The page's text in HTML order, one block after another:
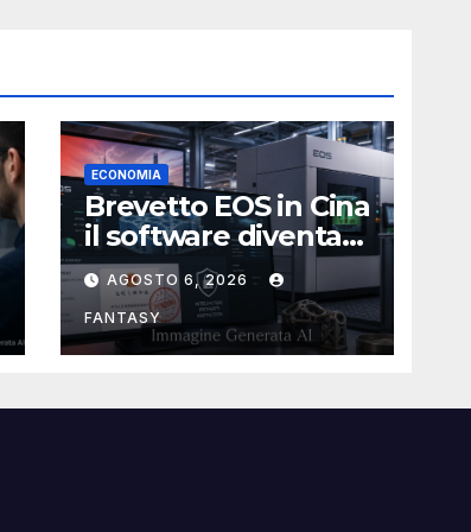
ECONOMIA
Brevetto EOS in Cina
il software diventa
centrale nella
stampa 3D
industriale
AGOSTO 6, 2026
FANTASY